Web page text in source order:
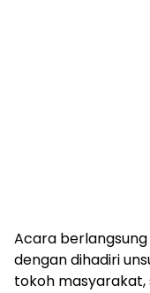
Acara
dengan dihadiri
tokoh